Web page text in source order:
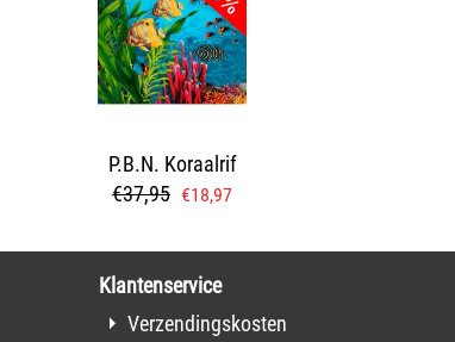
P.B.N. Koraalrif
€37,95 €18,97
Klantenservice
Verzendingskosten